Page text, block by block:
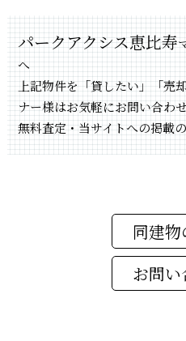
パークアクシス恵比寿
へ
上記物件を「貸したい」「売
ナー様はお気軽にお問い合わ
無料査定・当サイトへの掲載
同建